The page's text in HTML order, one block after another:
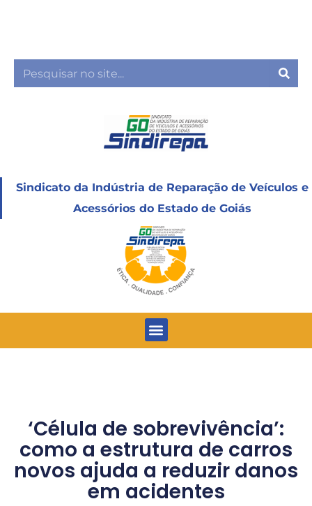
conteúdo
Sindicato da Indústria de Reparação de Veículos e
Acessórios do Estado de Goiás
Menu
‘Célula de sobrevivência’:
como a estrutura de carros
novos ajuda a reduzir danos
em acidentes